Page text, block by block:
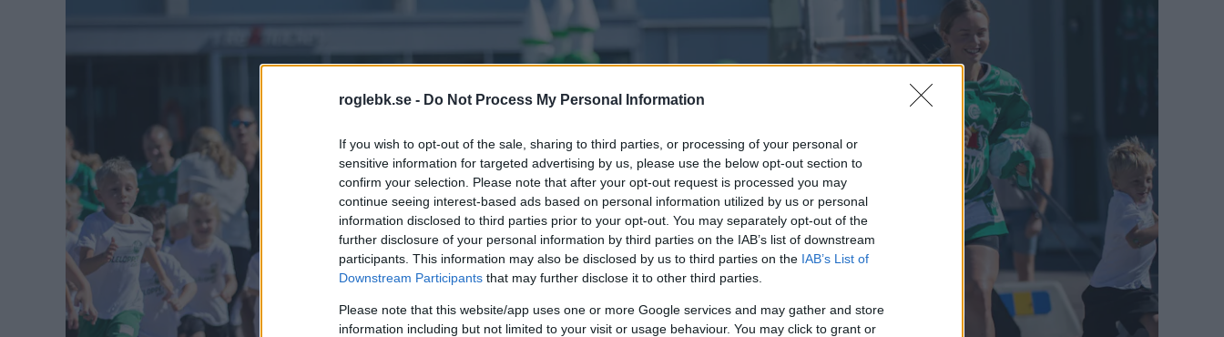
roglebk.se - Do Not Process My Personal Information
If you wish to opt-out of the sale, sharing to third parties, or processing of your personal or
sensitive information for targeted advertising by us, please use the below opt-out section to
confirm your selection. Please note that after your opt-out request is processed you may
continue seeing interest-based ads based on personal information utilized by us or personal
information disclosed to third parties prior to your opt-out. You may separately opt-out of the
further disclosure of your personal information by third parties on the IAB’s list of downstream
participants. This information may also be disclosed by us to third parties on the IAB’s List of
Downstream Participants that may further disclose it to other third parties.
Please note that this website/app uses one or more Google services and may gather and store
information including but not limited to your visit or usage behaviour. You may click to grant or